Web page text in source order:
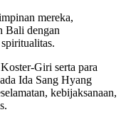
mereka,
Bali dengan
Giri serta para
Ida Sang Hyang
kebijaksanaan,